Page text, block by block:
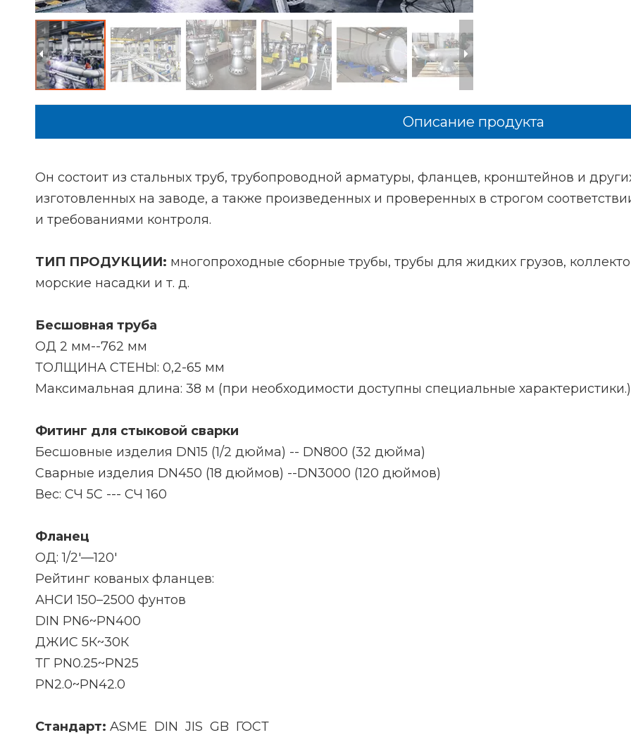
Описание продукта
Он состоит из стальных труб, трубопроводной арматуры, фланцев, кронштейнов и
изготовленных на заводе, а также произведенных и проверенных в строгом
и требованиями контроля.
ТИП ПРОДУКЦИИ: многопроходные сборные трубы, трубы для жидких грузов,
морские насадки и т. д.
Бесшовная труба
ОД 2 мм--762 мм
ТОЛЩИНА СТЕНЫ: 0,2-65 мм
Максимальная длина: 38 м (при необходимости доступны специальные характеристики.)
Фитинг для стыковой сварки
Бесшовные изделия DN15 (1/2 дюйма) -- DN800 (32 дюйма)
Сварные изделия DN450 (18 дюймов) --DN3000 (120 дюймов)
Вес: СЧ 5С --- СЧ 160
Фланец
ОД: 1/2'—120'
Рейтинг кованых фланцев:
АНСИ 150–2500 фунтов
DIN PN6~PN400
ДЖИС 5К~30К
ТГ PN0.25~PN25
PN2.0~PN42.0
Стандарт: ASME DIN JIS GB ГОСТ